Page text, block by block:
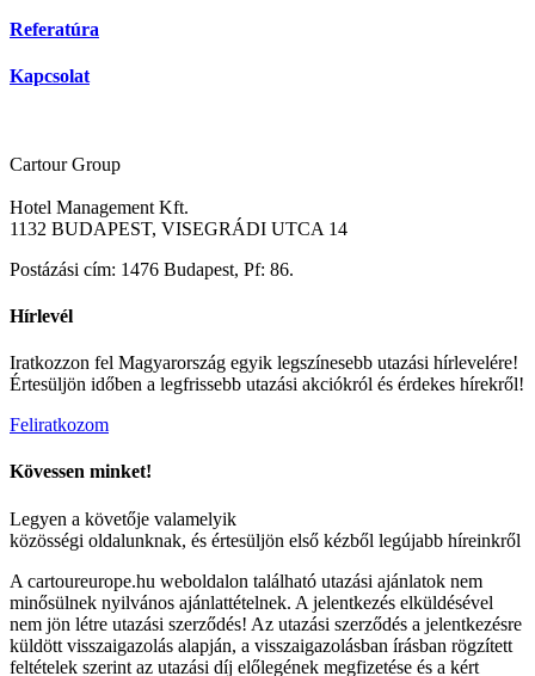
Referatúra
Kapcsolat
Cartour Group
Hotel Management Kft.
1132 BUDAPEST, VISEGRÁDI UTCA 14
Postázási cím: 1476 Budapest, Pf: 86.
Hírlevél
Iratkozzon fel Magyarország egyik legszínesebb utazási hírlevelére!
Értesüljön időben a legfrissebb utazási akciókról és érdekes hírekről!
Feliratkozom
Kövessen minket!
Legyen a követője valamelyik
közösségi oldalunknak, és értesüljön első kézből legújabb híreinkről
A cartoureurope.hu weboldalon található utazási ajánlatok nem
minősülnek nyilvános ajánlattételnek. A jelentkezés elküldésével
nem jön létre utazási szerződés! Az utazási szerződés a jelentkezésre
küldött visszaigazolás alapján, a visszaigazolásban írásban rögzített
feltételek szerint az utazási díj előlegének megfizetése és a kért